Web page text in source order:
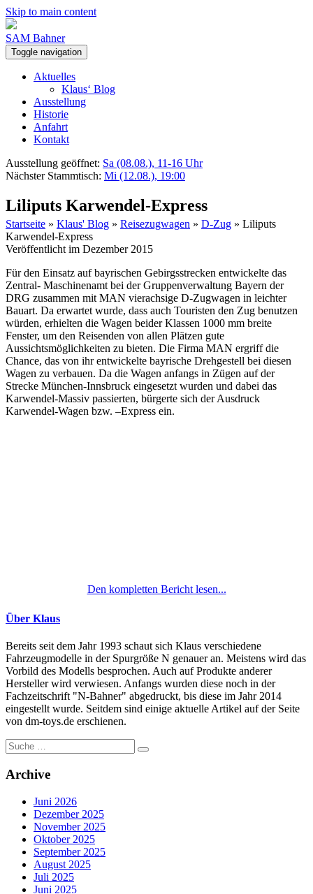
Skip to main content
SAM Bahner
Toggle navigation
Aktuelles
Klaus‘ Blog
Ausstellung
Historie
Anfahrt
Kontakt
Ausstellung geöffnet: Sa (08.08.), 11-16 Uhr
Nächster Stammtisch: Mi (12.08.), 19:00
Liliputs Karwendel-Express
Startseite » Klaus' Blog » Reisezugwagen » D-Zug » Liliputs
Karwendel-Express
Veröffentlicht im Dezember 2015
Für den Einsatz auf bayrischen Gebirgsstrecken entwickelte das
Zentral- Maschinenamt bei der Gruppenverwaltung Bayern der
DRG zusammen mit MAN vierachsige D-Zugwagen in leichter
Bauart. Da erwartet wurde, dass auch Touristen den Zug benutzen
würden, erhielten die Wagen beider Klassen 1000 mm breite
Fenster, um den Reisenden von allen Plätzen gute
Aussichtsmöglichkeiten zu bieten. Die Firma MAN ergriff die
Chance, das von ihr entwickelte bayrische Drehgestell bei diesen
Wagen zu verbauen. Da die Wagen anfangs in Zügen auf der
Strecke München-Innsbruck eingesetzt wurden und dabei das
Karwendel-Massiv passierten, bürgerte sich der Ausdruck
Karwendel-Wagen bzw. –Express ein.
Den kompletten Bericht lesen...
Über Klaus
Bereits seit dem Jahr 1993 schaut sich Klaus verschiedene
Fahrzeugmodelle in der Spurgröße N genauer an. Meistens wird das
Vorbild des Modells besprochen. Auch auf Produkte anderer
Hersteller wird verwiesen. Anfangs wurden diese noch in der
Fachzeitschrift "N-Bahner" abgedruckt, bis diese im Jahr 2014
eingestellt wurde. Seitdem sind einige aktuelle Artikel auf der Seite
von dm-toys.de erschienen.
Suche
nach:
Archive
Juni 2026
Dezember 2025
November 2025
Oktober 2025
September 2025
August 2025
Juli 2025
Juni 2025